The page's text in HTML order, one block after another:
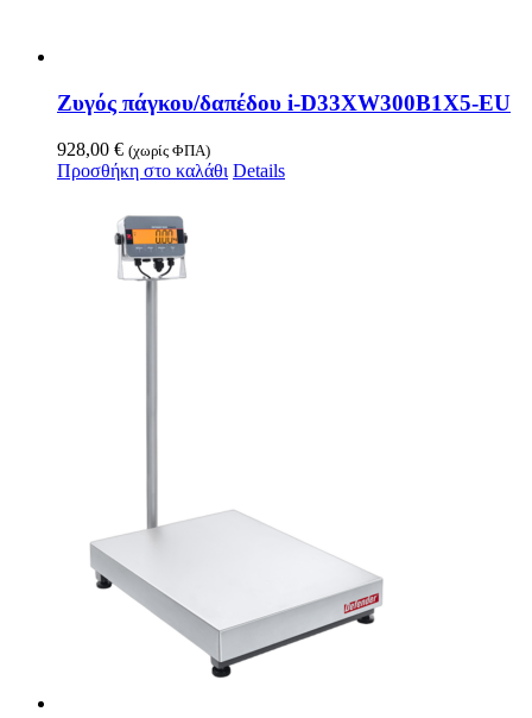
Ζυγός πάγκου/δαπέδου i-D33XW300B1X5-EU
928,00 € (χωρίς ΦΠΑ)
Προσθήκη στο καλάθι Details